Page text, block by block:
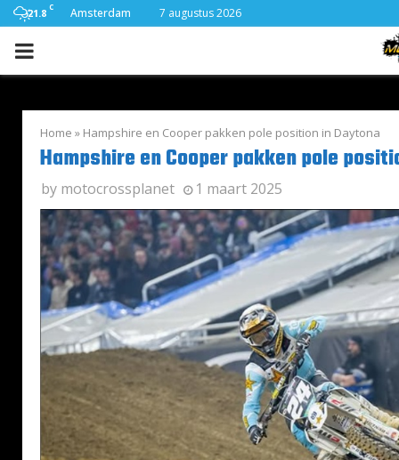
21.8 C Amsterdam 7 augustus 2026
PRIMARY
Home » Hampshire en Cooper pakken pole position in Daytona
Hampshire en Cooper pakken pole
by motocrossplanet 1 maart 2025